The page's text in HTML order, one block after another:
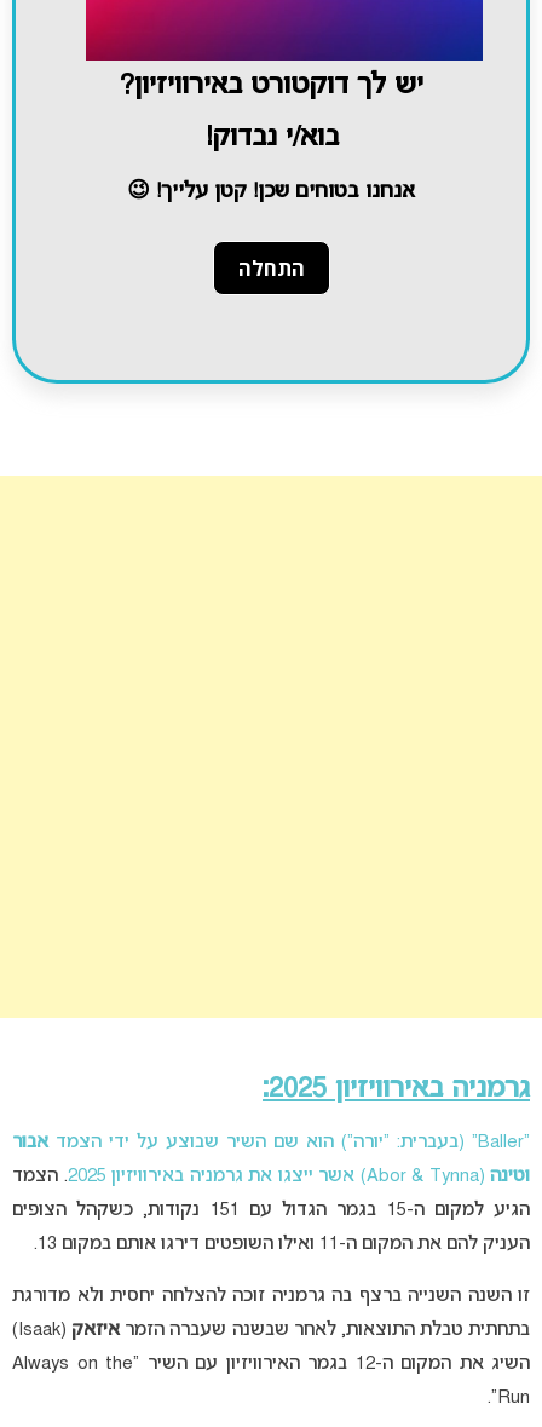
יש לך דוקטורט באירוויזיון?
בוא/י נבדוק!
אנחנו בטוחים שכן! קטן עלייך! 😉
גרמניה באירוויזיון 2025:
אבור
וטינה(
Abor & Tynna) אשר ייצגו את גרמניה באירוויזיון 2025
. הצמד
הגיע למקום ה-15 בגמר הגדול עם 151 נקודות, כשקהל הצופים
העניק להם את המקום ה-11 ואילו השופטים דירגו אותם במקום 13.
זו השנה השנייה ברצף בה גרמניה זוכה להצלחה יחסית ולא מדורגת
בתחתית טבלת התוצאות, לאחר שבשנה שעברה הזמר איזאק
השיג את המקום ה-12 בגמר האירוויזיון עם השיר “Always on the
Run”.